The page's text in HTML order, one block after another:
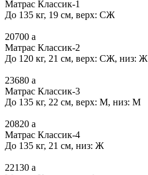
Матрас Классик-1
До 135 кг, 19 см, верх: СЖ
20700 a
Матрас Классик-2
До 120 кг, 21 см, верх: СЖ, низ: Ж
23680 a
Матрас Классик-3
До 135 кг, 22 см, верх: М, низ: М
20820 a
Матрас Классик-4
До 135 кг, 21 см, низ: Ж
22130 a